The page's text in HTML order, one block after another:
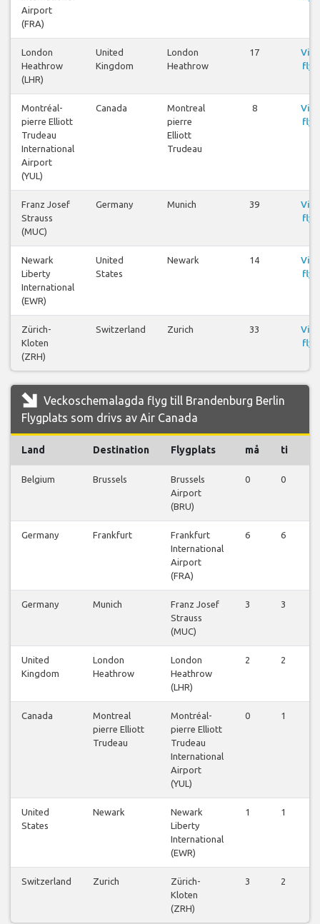
Airport
(FRA)
London
Heathrow
(LHR)
United
Kingdom
London
Heathrow
17
Visa
flyg
Montréal-
pierre Elliott
Trudeau
International
Airport
(YUL)
Canada
Montreal
pierre
Elliott
Trudeau
8
Visa
flyg
Franz Josef
Strauss
(MUC)
Germany Munich 39
Visa
flyg
Newark
Liberty
International
(EWR)
United
States
Newark 14
Visa
flyg
Zürich-
Kloten
(ZRH)
Switzerland Zurich 33
Visa
flyg
Veckoschemalagda flyg till Brandenburg Berlin
Flygplats som drivs av Air Canada
Land Destination Flygplats må ti
Belgium Brussels
Brussels
Airport
(BRU)
0 0
Germany Frankfurt
Frankfurt
International
Airport
(FRA)
6 6
Germany Munich
Franz Josef
Strauss
(MUC)
3 3
United
Kingdom
London
Heathrow
London
Heathrow
(LHR)
2 2
Canada
Montreal
pierre Elliott
Trudeau
Montréal-
pierre Elliott
Trudeau
International
Airport
(YUL)
0 1
United
States
Newark
Newark
Liberty
International
(EWR)
1 1
Switzerland Zurich
Zürich-
Kloten
(ZRH)
3 2